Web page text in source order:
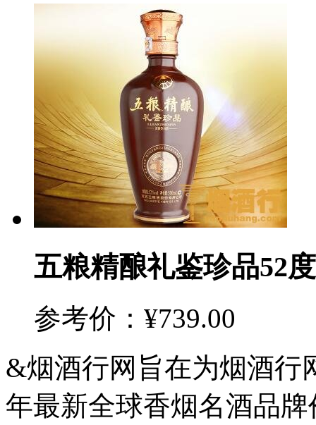
五粮精酿礼鉴珍品52度
参考价：¥739.00
&烟酒行网旨在为烟酒行
年最新全球香烟名酒品